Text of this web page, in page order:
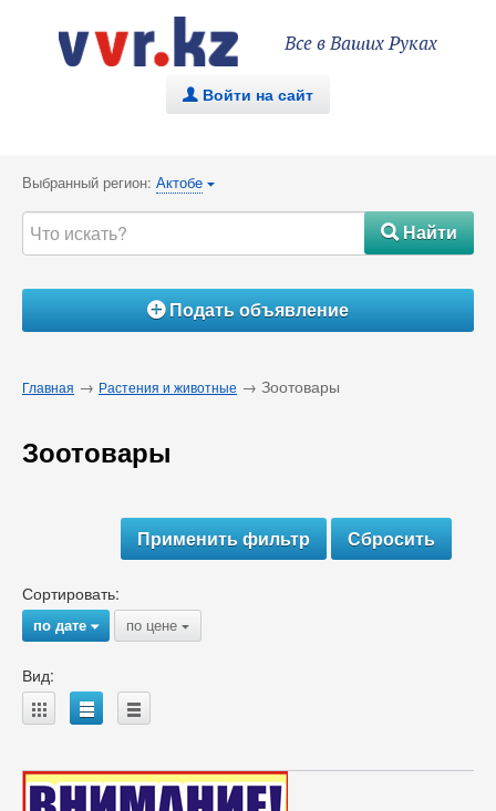
Все в Ваших Руках
. Войти на сайт
Выбранный регион: Актобе {
#Найти
ÁПодать объявление
Главная → Растения и животные → Зоотовары
Зоотовары
Сортировать:
по дате{ по цене {
Вид:
A B C